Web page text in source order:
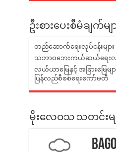
ဦးစားပေးစီမံချက်မျ
တည်ဆောက်ရေးလုပ်ငန်းများ
သဘာဝဘေးကယ်ဆယ်ရေးလုပ်
လယ်ယာမြေနှင့် အခြားမြေမျ
ပြန်လည်စီစစ်ရေးကော်မတီ
မိုးလေဝသ သတင်းမျ
Bago